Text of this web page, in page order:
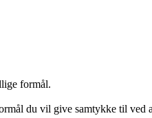
formål.
du vil give samtykke til ved